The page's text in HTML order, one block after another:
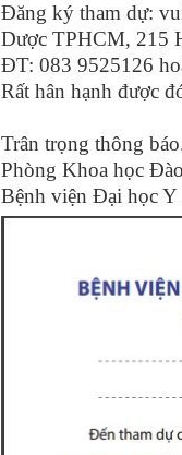
Đăng ký tham dự:
Dược TPHCM, 215
ĐT: 083 9525126
Rất hân hạnh được
Trân trọng thông
Phòng Khoa học
Bệnh viện Đại học